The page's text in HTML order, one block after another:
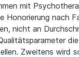
mit
Honorierung nach
nicht an
Zweitens wird